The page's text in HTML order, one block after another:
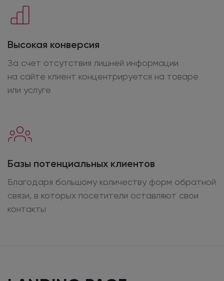
Высокая конверсия
За счет отсутствия лишней информации
на сайте клиент концентрируется на товаре
или услуге
Базы потенциальных клиентов
Благодаря большому количеству форм обратной
связи, в которых посетители оставляют свои
контакты